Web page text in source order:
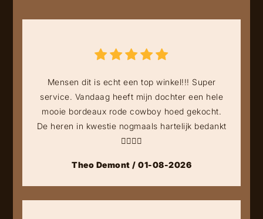
Mensen dit is echt een top winkel!!! Super
service. Vandaag heeft mijn dochter een hele
mooie bordeaux rode cowboy hoed gekocht.
De heren in kwestie nogmaals hartelijk bedankt
👍🏻👍🏻
Theo Demont / 01-08-2026